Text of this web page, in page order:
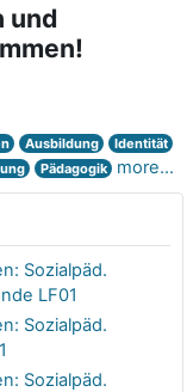
und
Ausbildung
Identität
Pädagogik more...
Sozialpäd.
LF01
Sozialpäd.
Sozialpäd.